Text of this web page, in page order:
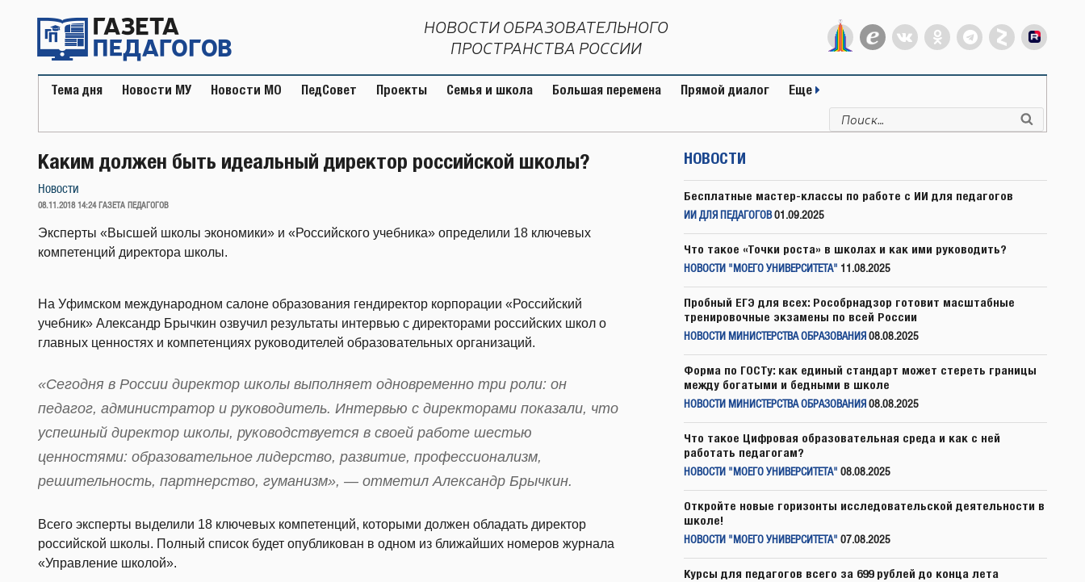
содержимому
НОВОСТИ ОБРАЗОВАТЕЛЬНОГО
ПРОСТРАНСТВА РОССИИ
Тема дня Новости МУ Новости МО ПедСовет Проекты Семья и школа Большая перемена Прямой диалог Еще
Искать:
Каким должен быть идеальный директор российской школы?
Новости
ОПУБЛИКОВАНО
08.11.2018 14:24 ГАЗЕТА ПЕДАГОГОВ
Эксперты «Высшей школы экономики» и «Российского учебника» определили 18 ключевых
компетенций директора школы.
На Уфимском международном салоне образования гендиректор корпорации «Российский
учебник» Александр Брычкин озвучил результаты интервью с директорами российских школ о
главных ценностях и компетенциях руководителей образовательных организаций.
«Сегодня в России директор школы выполняет одновременно три роли: он
педагог, администратор и руководитель. Интервью с директорами показали, что
успешный директор школы, руководствуется в своей работе шестью
ценностями: образовательное лидерство, развитие, профессионализм,
решительность, партнерство, гуманизм», — отметил Александр Брычкин.
Всего эксперты выделили 18 ключевых компетенций, которыми должен обладать директор
российской школы. Полный список будет опубликован в одном из ближайших номеров журнала
«Управление школой».
НОВОСТИ
Бесплатные мастер-классы по работе с ИИ для педагогов
ИИ ДЛЯ ПЕДАГОГОВ 01.09.2025
Что такое «Точки роста» в школах и как ими руководить?
НОВОСТИ "МОЕГО УНИВЕРСИТЕТА" 11.08.2025
Пробный ЕГЭ для всех: Рособрнадзор готовит масштабные
тренировочные экзамены по всей России
НОВОСТИ МИНИСТЕРСТВА ОБРАЗОВАНИЯ 08.08.2025
Форма по ГОСТу: как единый стандарт может стереть границы
между богатыми и бедными в школе
НОВОСТИ МИНИСТЕРСТВА ОБРАЗОВАНИЯ 08.08.2025
Что такое Цифровая образовательная среда и как с ней
работать педагогам?
НОВОСТИ "МОЕГО УНИВЕРСИТЕТА" 08.08.2025
Откройте новые горизонты исследовательской деятельности в
школе!
НОВОСТИ "МОЕГО УНИВЕРСИТЕТА" 07.08.2025
Курсы для педагогов всего за 699 рублей до конца лета